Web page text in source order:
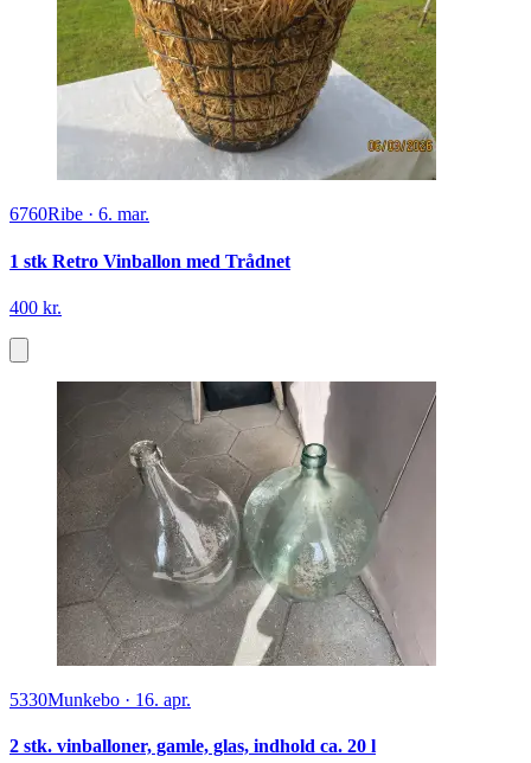
6760Ribe · 6. mar.
1 stk Retro Vinballon med Trådnet
400 kr.
5330Munkebo · 16. apr.
2 stk. vinballoner, gamle, glas, indhold ca. 20 l